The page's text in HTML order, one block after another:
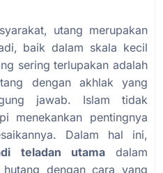
utang merupakan
baik dalam skala kecil
sering terlupakan adalah
dengan akhlak yang
jawab. Islam tidak
menekankan pentingnya
Dalam hal ini,
teladan utamadalam
dengan cara yang